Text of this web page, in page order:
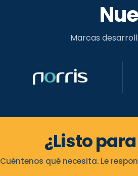
Marcas
¿Listo
Cuéntenos qué necesita. Le